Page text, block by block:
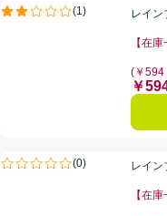
レインブーツ ライトパープ
(1 )
評価は1件のレビューで5点
レイン
【在
(￥594
価格
￥
レインブーツ ライトグリー
(0)
評価は0件のレビューで5点
レイン
【在